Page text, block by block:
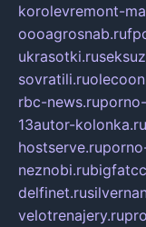
korolevremont-
oooagrosnab.ru
ukrasotki.ru
sovratili.ru
rbc-news.ru
13autor-kolonka.ru
hostserve.ru
neznobi.ru
delfinet.ru
velotrenajery.ru